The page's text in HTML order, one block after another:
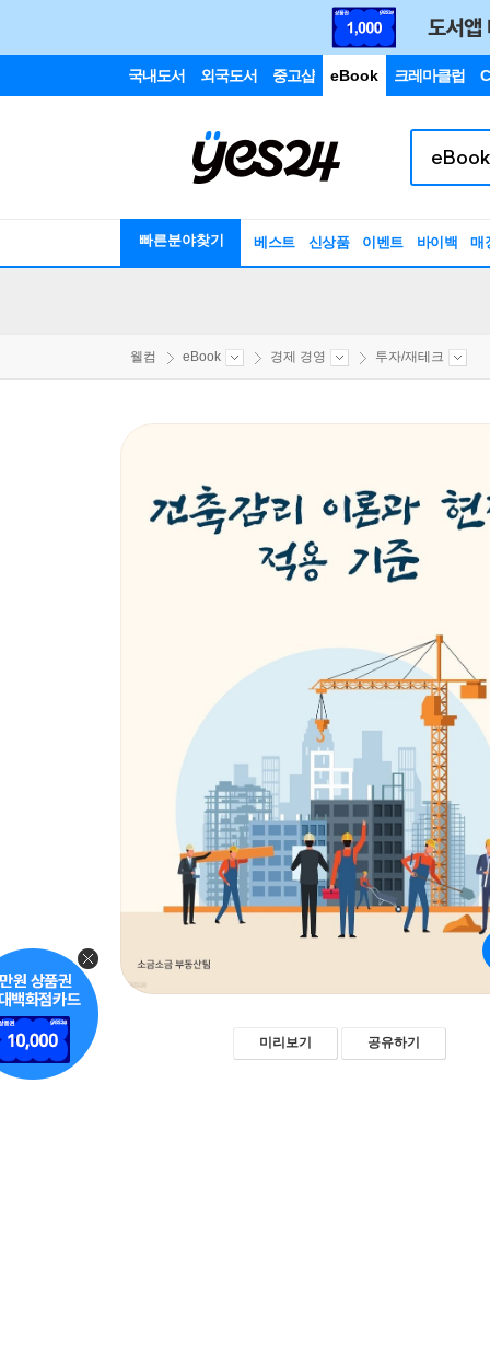
국내도서 외국도서 중고샵 eBook 크레마클럽
빠른분야찾기 베스트 신상품 이벤트 바이백 매
웰컴 eBook 경제 경영 투자/재테크
미리보기 공유하기